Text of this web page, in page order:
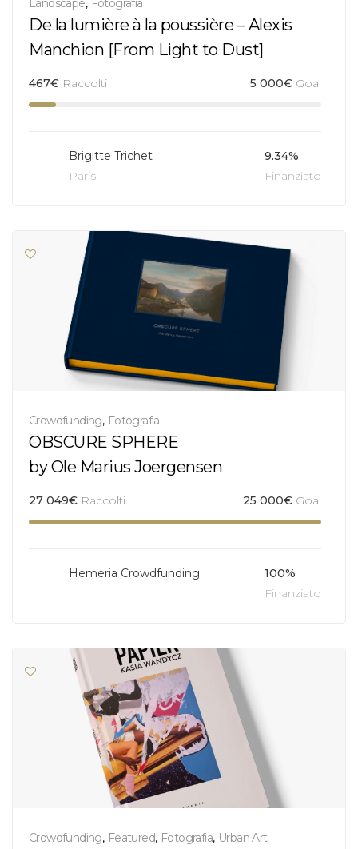
Landscape, Fotografia
De la lumière à la poussière – Alexis
Manchion [From Light to Dust]
467€ Raccolti 5 000€ Goal
Brigitte Trichet
Paris
9.34%
Finanziato
Crowdfunding, Fotografia
OBSCURE SPHERE
by Ole Marius Joergensen
27 049€ Raccolti 25 000€ Goal
Hemeria Crowdfunding
100%
Finanziato
Crowdfunding, Featured, Fotografia, Urban Art